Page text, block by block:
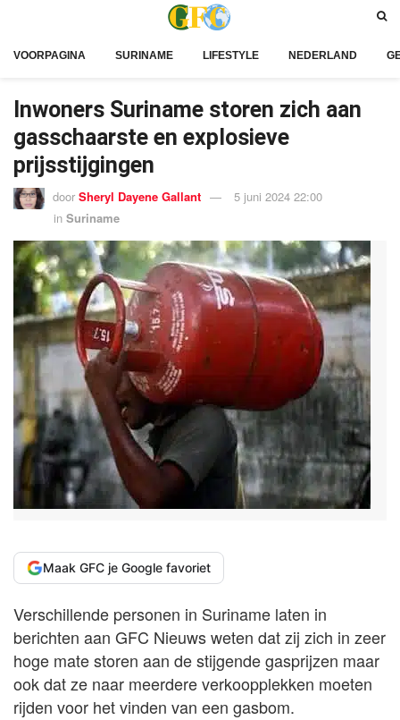
VOORPAGINA SURINAME LIFESTYLE NEDERLAND
Inwoners Suriname storen zich aan
gasschaarste en explosieve
prijsstijgingen
door Sheryl Dayene Gallant
5 juni 2024 22:00
in Suriname
Maak GFC je Google favoriet
Verschillende personen in Suriname laten in
berichten aan GFC Nieuws weten dat zij zich in zeer
hoge mate storen aan de stijgende gasprijzen maar
ook dat ze naar meerdere verkoopplekken moeten
rijden voor het vinden van een gasbom.